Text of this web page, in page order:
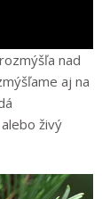
nad
aj na
živý